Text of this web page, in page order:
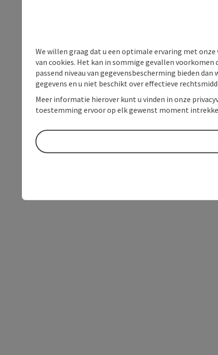
We willen graag dat u een optimale ervaring met
van cookies. Het kan in sommige gevallen voorkomen
passend niveau van gegevensbescherming bieden
gegevens en u niet beschikt over effectieve
Meer informatie hierover kunt u vinden in onze
toestemming ervoor op elk gewenst moment